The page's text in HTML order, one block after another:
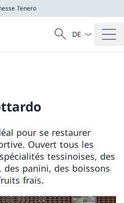
Tenero
Recherche
Recherche
La langue
pour se restaurer
Ouvert tous les
tessinoises, des
panini, des boissons
frais.